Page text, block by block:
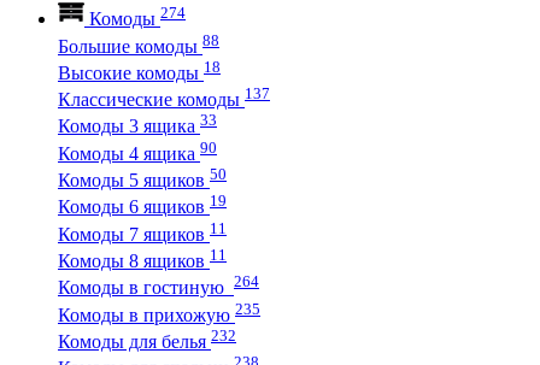
Комоды 274
Большие комоды 88
Высокие комоды 18
Классические комоды 137
Комоды 3 ящика 33
Комоды 4 ящика 90
Комоды 5 ящиков 50
Комоды 6 ящиков 19
Комоды 7 ящиков 11
Комоды 8 ящиков 11
Комоды в гостиную 264
Комоды в прихожую 235
Комоды для белья 232